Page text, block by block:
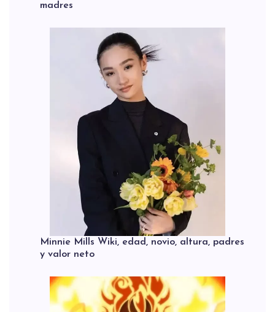
madres
Minnie Mills Wiki, edad, novio, altura, padres
y valor neto